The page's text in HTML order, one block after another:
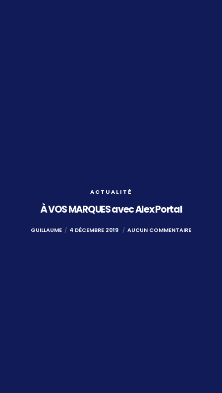
ACTUALITÉ
À VOS MARQUES avec Alex Portal
GUILLAUME 4 DÉCEMBRE 2019 AUCUN COMMENTAIRE